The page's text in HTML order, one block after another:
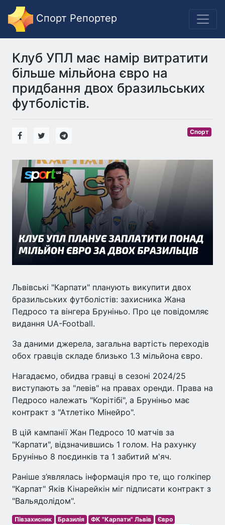
Спорт Репортер
Клуб УПЛ має намір витратити
більше мільйона євро на
придбання двох бразильських
футболістів.
Спорт
Львівські "Карпати" планують викупити двох
бразильських футболістів: захисника Жана
Педросо та вінгера Бруніньо. Про це повідомляє
видання UA-Football.
За даними джерела, загальна вартість переходів
обох гравців складе близько 1.3 мільйона євро.
Нагадаємо, обидва гравці в сезоні 2024/25
виступають за "левів" на правах оренди. Права на
Педросо належать "Корітібі", а Бруніньо має
контракт з "Атлетіко Мінейро".
В цій кампанії Жан Педросо 10 матчів за
"Карпати", відзначившись 1 голом. На рахунку
Бруніньо 8 поєдинків та 1 забитий м'яч.
Раніше з’являлась інформація про те, що голкіпер
"Карпат" Яків Кінарейкін міг підписати контракт з
"Вальядолідом".
Півзахисник Бразилія ФК "Карпати" Львів
Євро